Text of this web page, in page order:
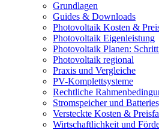
Grundlagen
Guides & Downloads
Photovoltaik Kosten &
Photovoltaik Eigenleistung
Photovoltaik Planen:
Photovoltaik regional
Praxis und Vergleiche
PV-Komplettsysteme
Rechtliche
Stromspeicher und
Versteckte Kosten &
Wirtschaftlichkeit und